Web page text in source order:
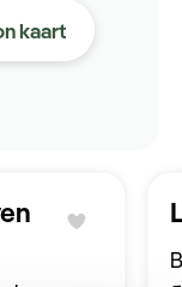
kaart